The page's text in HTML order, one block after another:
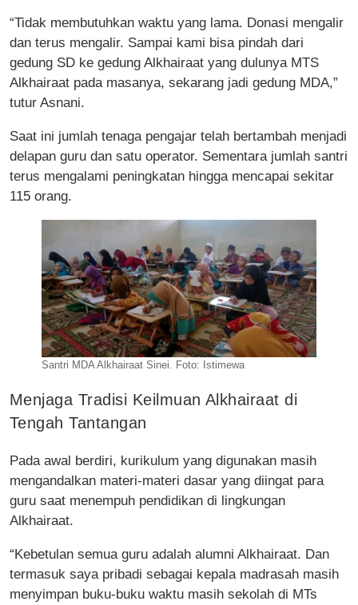
“Tidak membutuhkan waktu yang lama. Donasi mengalir
dan terus mengalir. Sampai kami bisa pindah dari
gedung SD ke gedung Alkhairaat yang dulunya MTS
Alkhairaat pada masanya, sekarang jadi gedung MDA,”
tutur Asnani.
Saat ini jumlah tenaga pengajar telah bertambah menjadi
delapan guru dan satu operator. Sementara jumlah santri
terus mengalami peningkatan hingga mencapai sekitar
115 orang.
Santri MDA Alkhairaat Sinei. Foto: Istimewa
Menjaga Tradisi Keilmuan Alkhairaat di
Tengah Tantangan
Pada awal berdiri, kurikulum yang digunakan masih
mengandalkan materi-materi dasar yang diingat para
guru saat menempuh pendidikan di lingkungan
Alkhairaat.
“Kebetulan semua guru adalah alumni Alkhairaat. Dan
termasuk saya pribadi sebagai kepala madrasah masih
menyimpan buku-buku waktu masih sekolah di MTs